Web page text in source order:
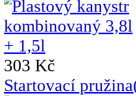
303 Kč
Startovací